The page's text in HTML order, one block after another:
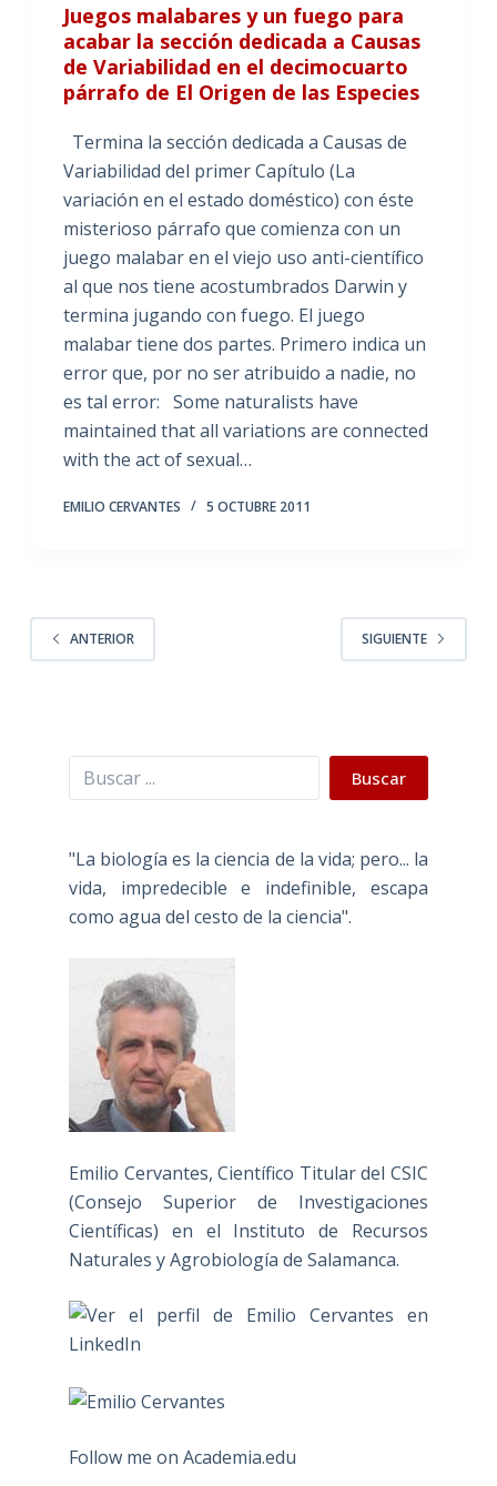
Juegos malabares y un fuego para
acabar la sección dedicada a Causas
de Variabilidad en el decimocuarto
párrafo de El Origen de las Especies
Termina la sección dedicada a Causas de
Variabilidad del primer Capítulo (La
variación en el estado doméstico) con éste
misterioso párrafo que comienza con un
juego malabar en el viejo uso anti-científico
al que nos tiene acostumbrados Darwin y
termina jugando con fuego. El juego
malabar tiene dos partes. Primero indica un
error que, por no ser atribuido a nadie, no
es tal error: Some naturalists have
maintained that all variations are connected
with the act of sexual…
EMILIO CERVANTES 5 OCTUBRE 2011
ANTERIOR SIGUIENTE
Buscar Buscar
"La biología es la ciencia de la vida; pero... la
vida, impredecible e indefinible, escapa
como agua del cesto de la ciencia".
Emilio Cervantes, Científico Titular del CSIC
(Consejo Superior de Investigaciones
Científicas) en el Instituto de Recursos
Naturales y Agrobiología de Salamanca.
Follow me on Academia.edu